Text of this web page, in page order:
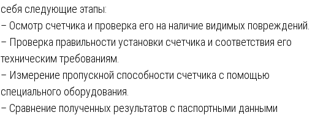
себя следующие этапы:
– Осмотр счетчика и проверка его на наличие видимых повреждений.
– Проверка правильности установки счетчика и соответствия его
техническим требованиям.
– Измерение пропускной способности счетчика с помощью
специального оборудования.
– Сравнение полученных результатов с паспортными данными